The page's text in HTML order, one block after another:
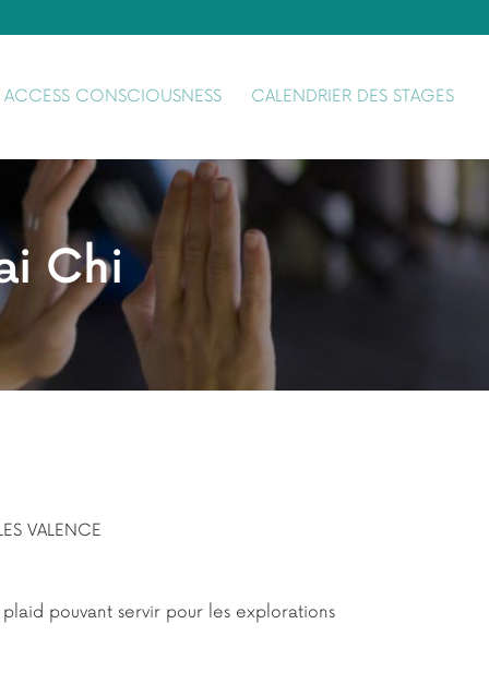
ACCESS CONSCIOUSNESS CALENDRIER DES STAGES
Chi
VALENCE
pouvant servir pour les explorations